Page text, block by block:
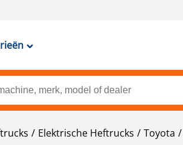
Elektrische Heftrucks Toyota